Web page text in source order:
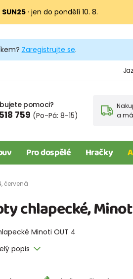
SUN25 · jen do pondělí 10. 8.
Zaregistrujte se.
pomoci?
759 (Po-Pá: 8-15)
a
Pro dospělé Hračky
červená
chlapecké,
Minoti OUT 4
popis